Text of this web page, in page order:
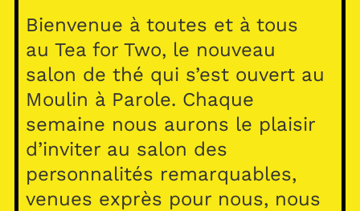
Bienvenue à toutes et à tous
au Tea for Two, le nouveau
salon de thé qui s’est ouvert au
Moulin à Parole. Chaque
semaine nous aurons le plaisir
d’inviter au salon des
personnalités remarquables,
venues exprès pour nous, nous